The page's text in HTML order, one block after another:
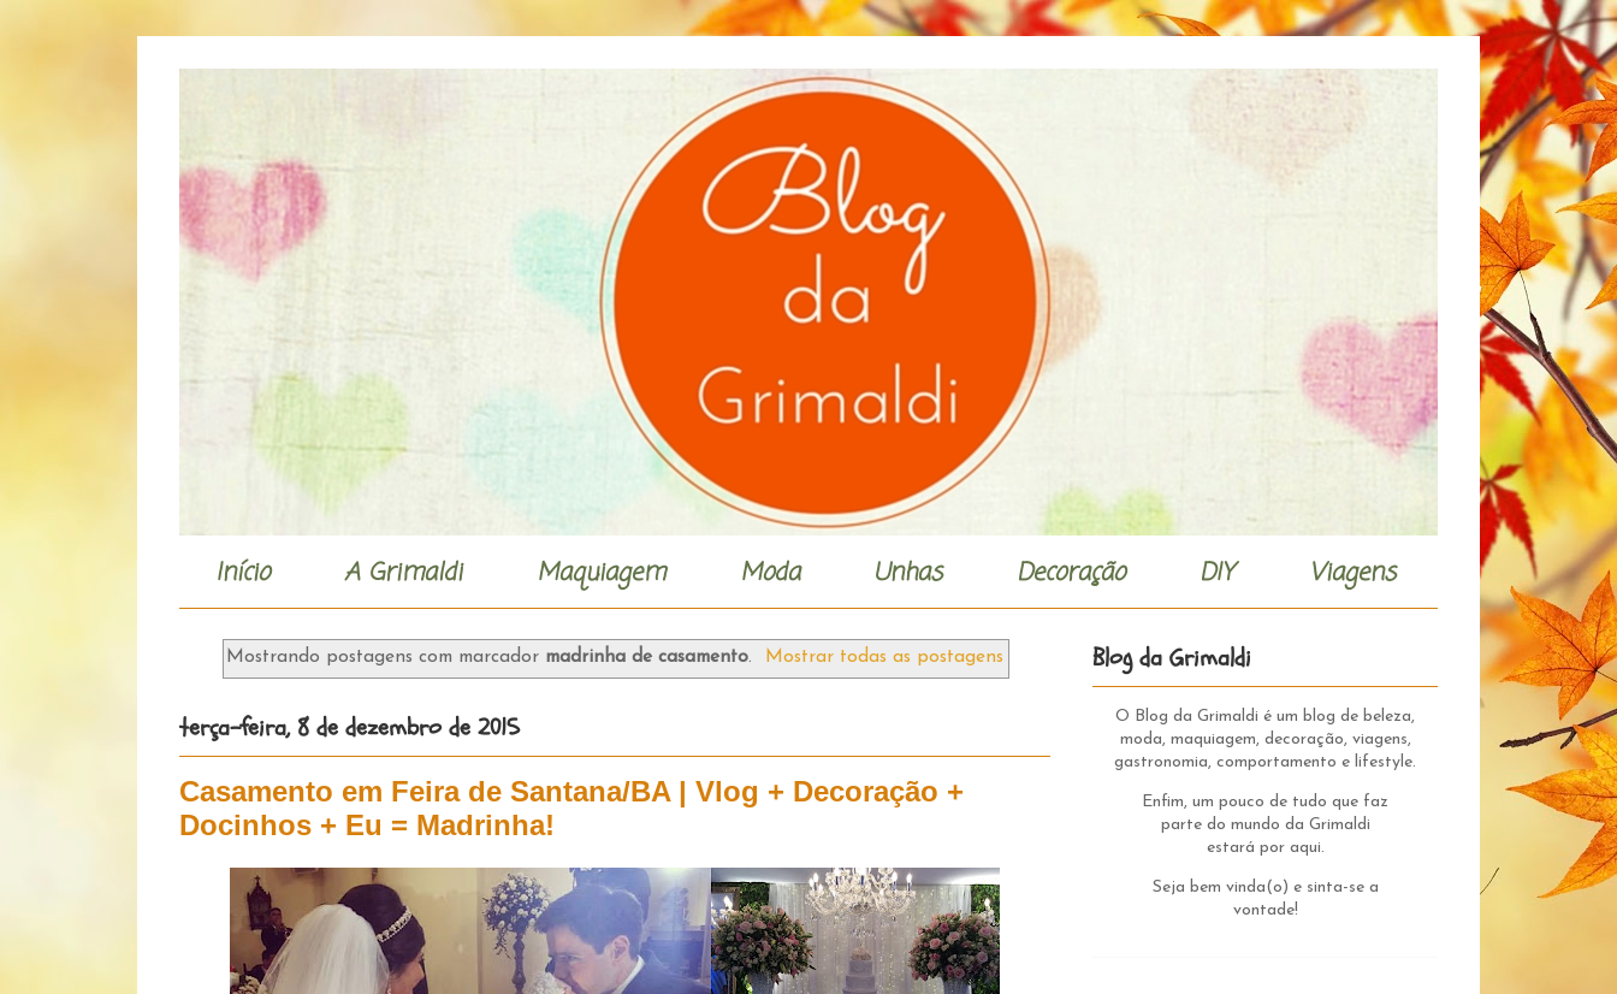
Início A Grimaldi Maquiagem Moda Unhas Decoração DIY Viagens
Mostrando postagens com marcador madrinha de casamento. Mostrar todas as postagens
terça-feira, 8 de dezembro de 2015
Casamento em Feira de Santana/BA | Vlog + Decoração +
Docinhos + Eu = Madrinha!
Blog da Grimaldi
O Blog da Grimaldi é um blog de beleza,
moda, maquiagem, decoração, viagens,
gastronomia, comportamento e lifestyle.
Enfim, um pouco de tudo que faz
parte do mundo da Grimaldi
estará por aqui.
Seja bem vinda(o) e sinta-se a
vontade!